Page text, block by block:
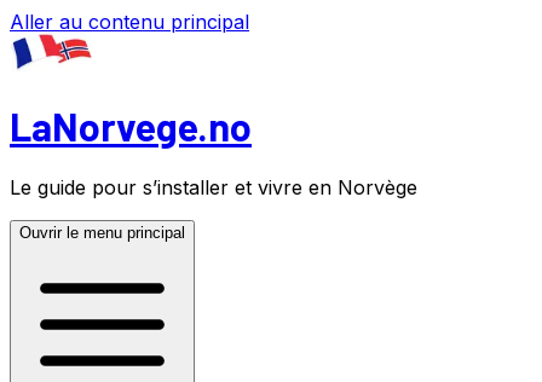
Aller au contenu principal
LaNorvege.no
Le guide pour s’installer et vivre en Norvège
Ouvrir le menu principal